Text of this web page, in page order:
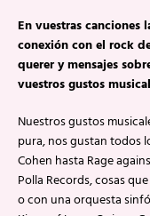
En vuestras canciones
conexión con el rock
querer y mensajes
vuestros gustos
Nuestros gustos
pura, nos gustan todos
Cohen hasta Rage
Polla Records, cosas
o con una orquesta